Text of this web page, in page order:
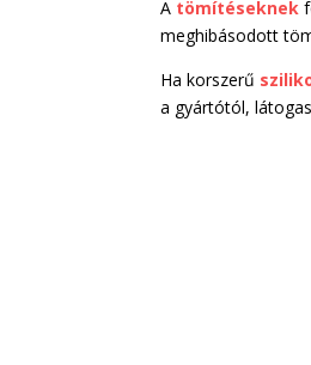
A tömítéseknek
meghibásodott
Ha korszerű
a gyártótól,